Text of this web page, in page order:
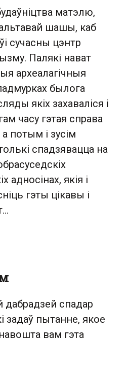
матэлю,
шашы, каб
сучасны цэнтр
Палякі нават
археалагічныя
былога
якіх захаваліся і
часу гэтая справа
потым і зусім
спадзявацца на
адносінах, якія і
гэты цікавы і
дабрадзей спадар
задаў пытанне, якое
вам гэта